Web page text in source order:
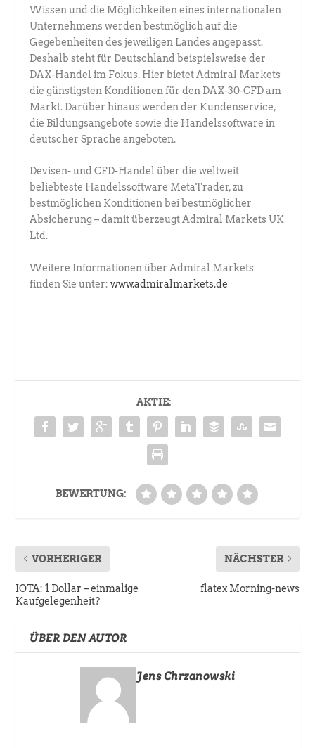
Wissen und die Möglichkeiten eines internationalen
Unternehmens werden bestmöglich auf die
Gegebenheiten des jeweiligen Landes angepasst.
Deshalb steht für Deutschland beispielsweise der
DAX-Handel im Fokus. Hier bietet Admiral Markets
die günstigsten Konditionen für den DAX-30-CFD am
Markt. Darüber hinaus werden der Kundenservice,
die Bildungsangebote sowie die Handelssoftware in
deutscher Sprache angeboten.
Devisen- und CFD-Handel über die weltweit
beliebteste Handelssoftware MetaTrader, zu
bestmöglichen Konditionen bei bestmöglicher
Absicherung – damit überzeugt Admiral Markets UK
Ltd.
Weitere Informationen über Admiral Markets
finden Sie unter:www.admiralmarkets.de
AKTIE:
BEWERTUNG:
VORHERIGER
IOTA: 1 Dollar – einmalige
Kaufgelegenheit?
NÄCHSTER
flatex Morning-news
ÜBER DEN AUTOR
Jens Chrzanowski